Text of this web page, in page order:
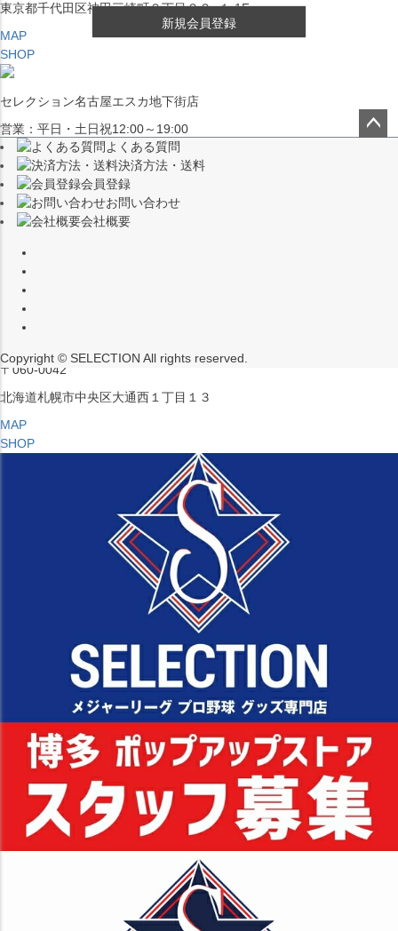
東京都千代田区神田三崎町２丁目２２−１ 1F
MAP
SHOP
セレクション名古屋エスカ地下街店
営業：平日・土日祝12:00～19:00
（※15:00～16:00はメンテナンスのためクローズ）
〒453-0015
愛知県名古屋市中村区椿町６−９先
MAP
SHOP
セレクション ポップアップストア 札幌 ル・トロワ店
営業：平日・土日祝12:00～19:00
〒060-0042
北海道札幌市中央区大通西１丁目１３
MAP
SHOP
新規会員登録
よくある質問
決済方法・送料
会員登録
お問い合わせ
会社概要
Copyright © SELECTION All rights reserved.